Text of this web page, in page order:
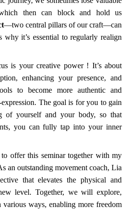
then can block and hold us
—two central pillars of our craft—can
why it’s essential to regularly realign
is your creative power ! It’s about
enhancing your presence, and
to become more authentic and
The goal is for you to gain
of yourself and your body, so that
you can fully tap into your inner
offer this seminar together with my
an outstanding movement coach, Lia
that elevates the physical and
level. Together, we will explore,
various ways, enabling more freedom